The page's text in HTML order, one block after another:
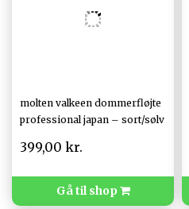
molten valkeen dommerfløjte
professional japan – sort/sølv
399,00 kr.
Gå til shop